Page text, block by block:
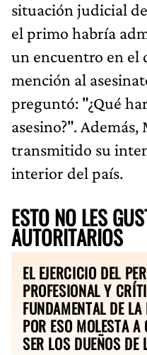
situación judicial
el primo habría
un encuentro en el
mención al
preguntó: "¿Qué
asesino?".
transmitido su
interior del país.
ESTO NO LES
AUTORITARIOS
EL EJERCICIO DEL
PROFESIONAL Y
FUNDAMENTAL DE
POR ESO MOLESTA A
SER LOS DUEÑOS DE